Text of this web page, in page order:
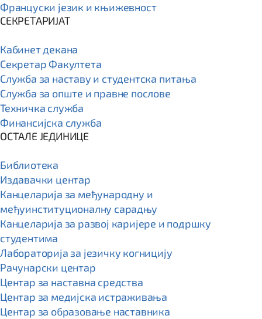
Француски језик и књижевност
СЕКРЕТАРИЈАТ
Кабинет декана
Секретар Факултета
Служба за наставу и студентска питања
Служба за опште и правне послове
Техничка служба
Финансијска служба
ОСТАЛЕ ЈЕДИНИЦЕ
Библиотека
Издавачки центар
Канцеларија за међународну и
међуинституционалну сарадњу
Канцеларија за развој каријере и подршку
студентима
Лабораторија за језичку когницију
Рачунарски центар
Центар за наставна средства
Центар за медијска истраживања
Центар за образовање наставника